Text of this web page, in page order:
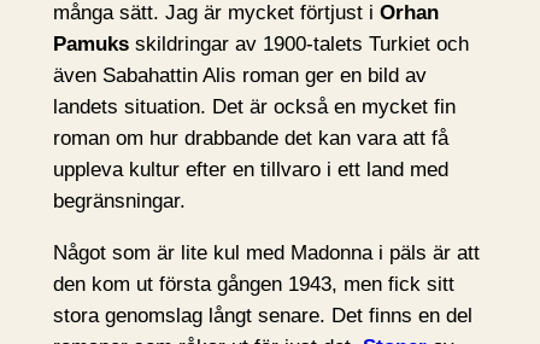
många sätt. Jag är mycket förtjust i Orhan
Pamuksskildringar av 1900-talets Turkiet och
även Sabahattin Alis roman ger en bild av
landets situation. Det är också en mycket fin
roman om hur drabbande det kan vara att få
uppleva kultur efter en tillvaro i ett land med
begränsningar.
Något som är lite kul med Madonna i päls är att
den kom ut första gången 1943, men fick sitt
stora genomslag långt senare. Det finns en del